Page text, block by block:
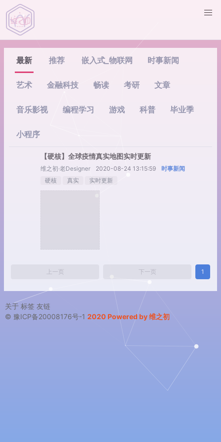
最新 推荐 嵌入式_物联网 时事新闻
艺术 金融科技 畅读 考研 文章
音乐影视 编程学习 游戏 科普 毕业季
小程序
【硬核】全球疫情真实地图实时更新
维之初·老Designer 2020-08-24 13:15:59
时事新闻
硬核
真实 实时更新
上一页 下一页 1
关于 标签 友链
© 豫ICP备20008176号-1 2020 Powered by 维之初